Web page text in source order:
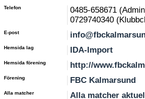
Telefon
0485-658671
0729740340
E-post
Hemsida lag IDA-Import
Hemsida förening http://
Förening FBC Kalmarsund
Alla matcher Alla matcher